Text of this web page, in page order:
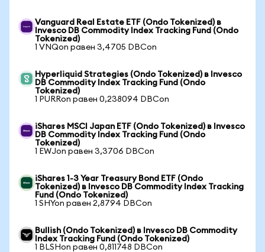
Vanguard Real Estate ETF (Ondo Tokenized) в
Invesco DB Commodity Index Tracking Fund (Ondo
Tokenized)
1 VNQon равен 3,4705 DBCon
Hyperliquid Strategies (Ondo Tokenized) в Invesco
DB Commodity Index Tracking Fund (Ondo
Tokenized)
1 PURRon равен 0,238094 DBCon
iShares MSCI Japan ETF (Ondo Tokenized) в Invesco
DB Commodity Index Tracking Fund (Ondo
Tokenized)
1 EWJon равен 3,3706 DBCon
iShares 1-3 Year Treasury Bond ETF (Ondo
Tokenized) в Invesco DB Commodity Index Tracking
Fund (Ondo Tokenized)
1 SHYon равен 2,8794 DBCon
Bullish (Ondo Tokenized) в Invesco DB Commodity
Index Tracking Fund (Ondo Tokenized)
1 BLSHon равен 0,811748 DBCon